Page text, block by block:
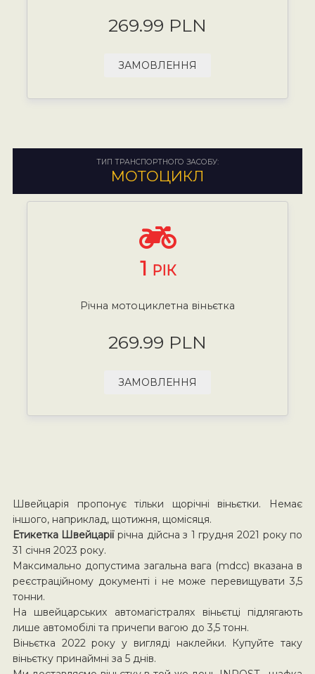
269.99 PLN
ЗАМОВЛЕННЯ
ТИП ТРАНСПОРТНОГО ЗАСОБУ:
МОТОЦИКЛ
1 РІК
Річна мотоциклетна віньєтка
269.99 PLN
ЗАМОВЛЕННЯ
Швейцарія пропонує тільки щорічні віньєтки. Немає
іншого, наприклад, щотижня, щомісяця.
Етикетка Швейцаріїрічна дійсна з 1 грудня 2021 року по
31 січня 2023 року.
Максимально допустима загальна вага (mdcc) вказана в
реєстраційному документі і не може перевищувати 3,5
тонни.
На швейцарських автомагістралях віньєтці підлягають
лише автомобілі та причепи вагою до 3,5 тонн.
Віньєтка 2022 року у вигляді наклейки. Купуйте таку
віньєтку принаймні за 5 днів.